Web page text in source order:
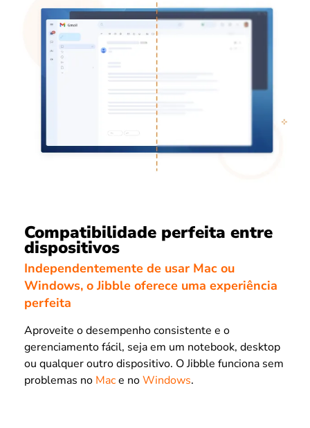
Compatibilidade perfeita entre
dispositivos
Independentemente de usar Mac ou
Windows, o Jibble oferece uma experiência
perfeita
Aproveite o desempenho consistente e o
gerenciamento fácil, seja em um notebook, desktop
ou qualquer outro dispositivo. O Jibble funciona sem
problemas no Mace noWindows.